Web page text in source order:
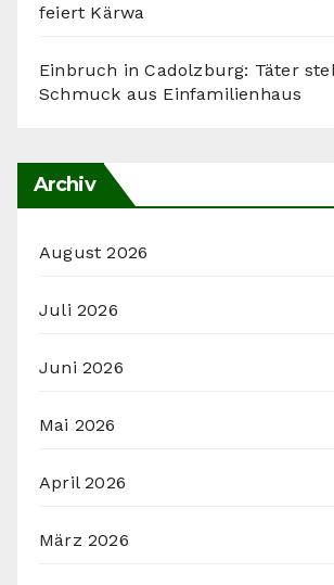
feiert Kärwa
Einbruch in Cadolzburg: Täter
Schmuck aus Einfamilienhaus
Archiv
August 2026
Juli 2026
Juni 2026
Mai 2026
April 2026
März 2026